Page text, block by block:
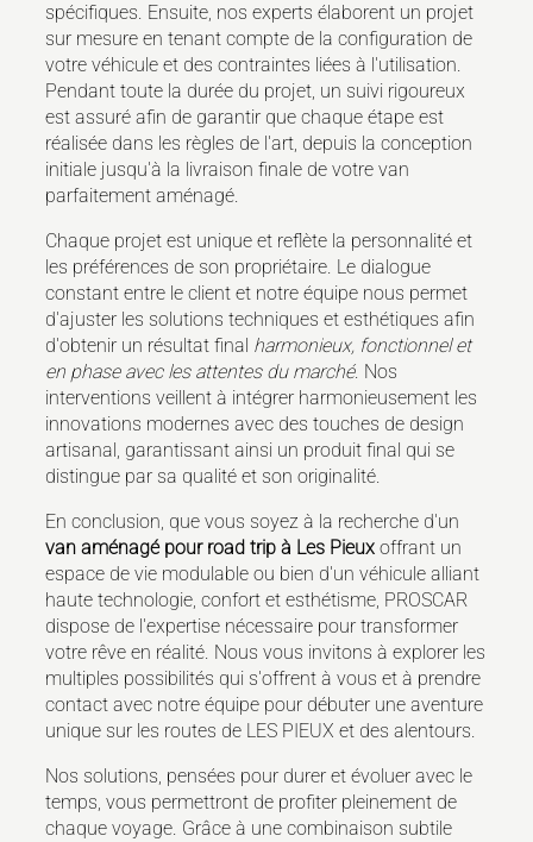
spécifiques. Ensuite, nos experts élaborent un projet
sur mesure en tenant compte de la configuration de
votre véhicule et des contraintes liées à l'utilisation.
Pendant toute la durée du projet, un suivi rigoureux
est assuré afin de garantir que chaque étape est
réalisée dans les règles de l'art, depuis la conception
initiale jusqu'à la livraison finale de votre van
parfaitement aménagé.
Chaque projet est unique et reflète la personnalité et
les préférences de son propriétaire. Le dialogue
constant entre le client et notre équipe nous permet
d'ajuster les solutions techniques et esthétiques afin
d'obtenir un résultat final harmonieux, fonctionnel et
en phase avec les attentes du marché. Nos
interventions veillent à intégrer harmonieusement les
innovations modernes avec des touches de design
artisanal, garantissant ainsi un produit final qui se
distingue par sa qualité et son originalité.
En conclusion, que vous soyez à la recherche d'un
van aménagé pour road trip à Les Pieux offrant un
espace de vie modulable ou bien d'un véhicule alliant
haute technologie, confort et esthétisme, PROSCAR
dispose de l'expertise nécessaire pour transformer
votre rêve en réalité. Nous vous invitons à explorer les
multiples possibilités qui s'offrent à vous et à prendre
contact avec notre équipe pour débuter une aventure
unique sur les routes de LES PIEUX et des alentours.
Nos solutions, pensées pour durer et évoluer avec le
temps, vous permettront de profiter pleinement de
chaque voyage. Grâce à une combinaison subtile